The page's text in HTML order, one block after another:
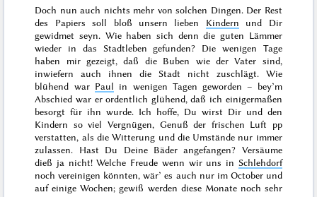
Doch nun auch nichts mehr von solchen Dingen. Der Rest
des Papiers soll bloß unsern lieben Kindern und Dir
gewidmet seyn. Wie haben sich denn die guten Lämmer
wieder in das Stadtleben gefunden? Die wenigen Tage
haben mir gezeigt, daß die Buben wie der Vater sind,
inwiefern auch ihnen die Stadt nicht zuschlägt. Wie
blühend war Paul in wenigen Tagen geworden – bey’m
Abschied war er ordentlich glühend, daß ich einigermaßen
besorgt für ihn wurde. Ich hoffe, Du wirst Dir und den
Kindern so viel Vergnügen, Genuß der frischen Luft pp
verstatten, als die Witterung und die Umstände nur immer
zulassen. Hast Du Deine Bäder angefangen? Versäume
dieß ja nicht! Welche Freude wenn wir uns in Schlehdorf
noch vereinigen könnten, wär’ es auch nur im Octoberund
auf einige Wochen; gewiß werden diese Monate noch sehr